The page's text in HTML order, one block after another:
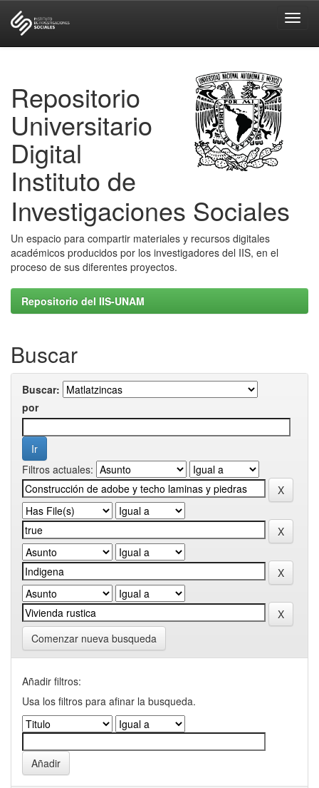
Repositorio
Universitario
Digital
Instituto de
Investigaciones Sociales
Un espacio para compartir materiales y recursos digitales
académicos producidos por los investigadores del IIS, en el
proceso de sus diferentes proyectos.
Repositorio del IIS-UNAM
Buscar
Buscar:
por
Filtros actuales:
Comenzar nueva busqueda
Añadir filtros:
Usa los filtros para afinar la busqueda.